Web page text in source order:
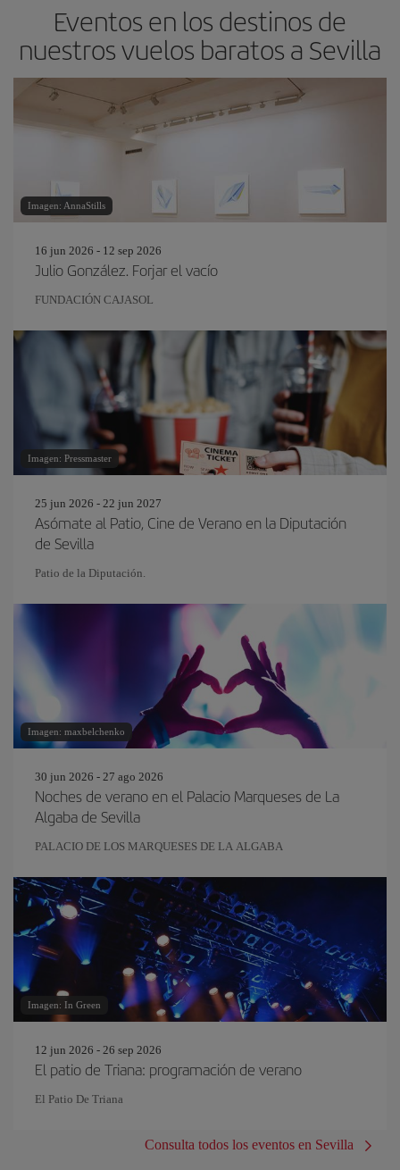
Eventos en los destinos de
nuestros vuelos baratos a Sevilla
Imagen: AnnaStills
16 jun 2026 - 12 sep 2026
Julio González. Forjar el vacío
FUNDACIÓN CAJASOL
Imagen: Pressmaster
25 jun 2026 - 22 jun 2027
Asómate al Patio, Cine de Verano en la Diputación
de Sevilla
Patio de la Diputación.
Imagen: maxbelchenko
30 jun 2026 - 27 ago 2026
Noches de verano en el Palacio Marqueses de La
Algaba de Sevilla
PALACIO DE LOS MARQUESES DE LA ALGABA
Imagen: In Green
12 jun 2026 - 26 sep 2026
El patio de Triana: programación de verano
El Patio De Triana
Consulta todos los eventos en Sevilla